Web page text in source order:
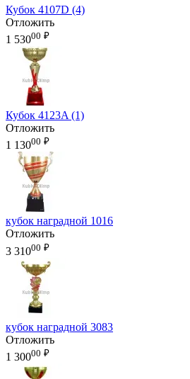
Кубок 4107D (4)
Отложить
1 53000 ₽
Кубок 4123A (1)
Отложить
1 13000 ₽
кубок наградной 1016
Отложить
3 31000 ₽
кубок наградной 3083
Отложить
1 30000 ₽